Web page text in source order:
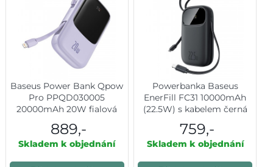
Baseus Power Bank Qpow
Pro PPQD030005
20000mAh 20W fialová
889,-
Skladem k objednání
Powerbanka Baseus
EnerFill FC31 10000mAh
(22.5W) s kabelem černá
759,-
Skladem k objednání